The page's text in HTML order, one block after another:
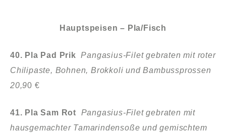
Hauptspeisen – Pla/Fisch
40. Pla Pad Prik
Pangasius-Filet gebraten mit roter
Chilipaste, Bohnen, Brokkoli und Bambussprossen
20,90 €
41. Pla Sam Rot Pangasius-Filet gebraten mit
hausgemachter Tamarindensoße und gemischtem